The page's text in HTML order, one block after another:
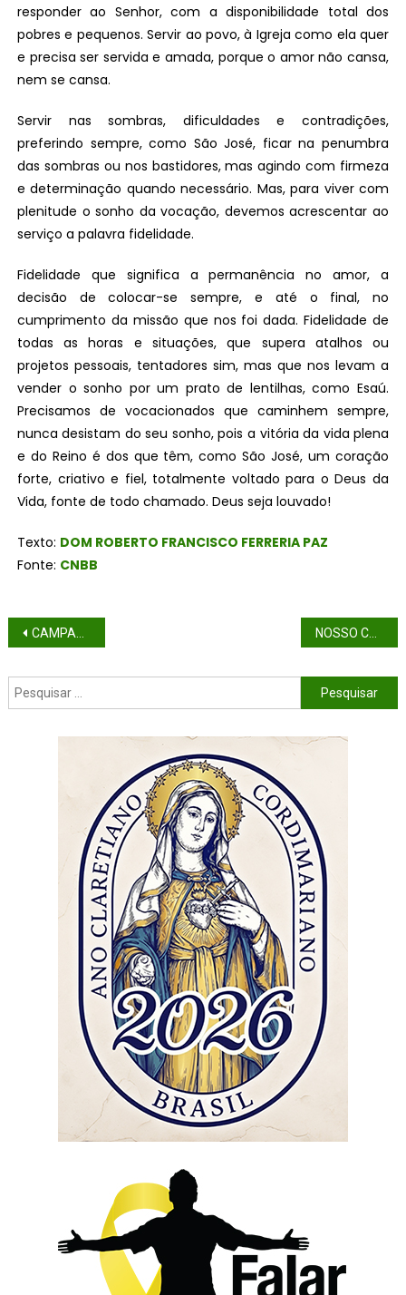
responder ao Senhor, com a disponibilidade total dos
pobres e pequenos. Servir ao povo, à Igreja como ela quer
e precisa ser servida e amada, porque o amor não cansa,
nem se cansa.
Servir nas sombras, dificuldades e contradições,
preferindo sempre, como São José, ficar na penumbra
das sombras ou nos bastidores, mas agindo com firmeza
e determinação quando necessário. Mas, para viver com
plenitude o sonho da vocação, devemos acrescentar ao
serviço a palavra fidelidade.
Fidelidade que significa a permanência no amor, a
decisão de colocar-se sempre, e até o final, no
cumprimento da missão que nos foi dada. Fidelidade de
todas as horas e situações, que supera atalhos ou
projetos pessoais, tentadores sim, mas que nos levam a
vender o sonho por um prato de lentilhas, como Esaú.
Precisamos de vocacionados que caminhem sempre,
nunca desistam do seu sonho, pois a vitória da vida plena
e do Reino é dos que têm, como São José, um coração
forte, criativo e fiel, totalmente voltado para o Deus da
Vida, fonte de todo chamado. Deus seja louvado!
Texto: DOM ROBERTO FRANCISCO FERRERIA PAZ
Fonte: CNBB
CAMPANHA: TINTA PARA PINTURA DA IGREJA NOSSO CORAÇÃO É MAIS FORTE DO QUE NOSSAS FERIDAS